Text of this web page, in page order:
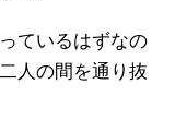
ているはずなの
人の間を通り抜